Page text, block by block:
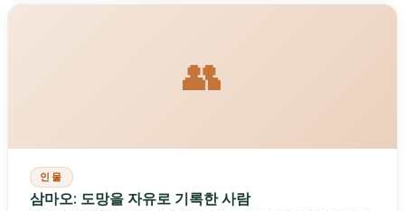
👥
인물
삼마오: 도망을 자유로 기록한 사람